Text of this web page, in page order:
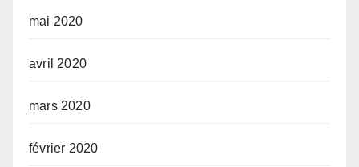
mai 2020
avril 2020
mars 2020
février 2020